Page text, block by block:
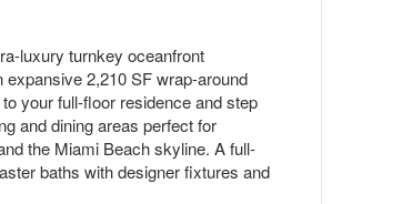
luxury turnkey oceanfront
2,210 SF wrap-around
your full-floor residence and step
and dining areas perfect for
the Miami Beach skyline. A full-
baths with designer fixtures and